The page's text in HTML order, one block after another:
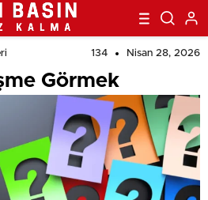
134 Nisan 28, 2026
Görmek